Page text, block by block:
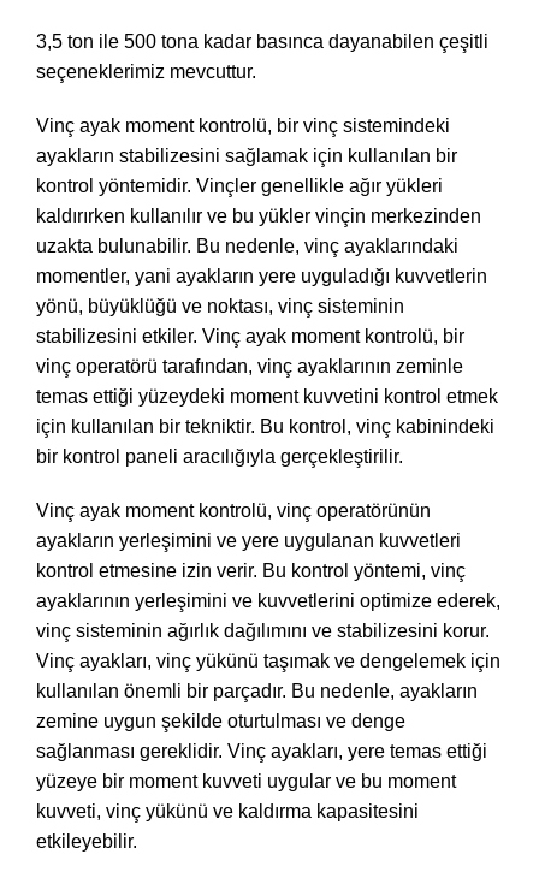
3,5 ton ile 500 tona kadar basınca dayanabilen çeşitli
seçeneklerimiz mevcuttur.
Vinç ayak moment kontrolü, bir vinç sistemindeki
ayakların stabilizesini sağlamak için kullanılan bir
kontrol yöntemidir. Vinçler genellikle ağır yükleri
kaldırırken kullanılır ve bu yükler vinçin merkezinden
uzakta bulunabilir. Bu nedenle, vinç ayaklarındaki
momentler, yani ayakların yere uyguladığı kuvvetlerin
yönü, büyüklüğü ve noktası, vinç sisteminin
stabilizesini etkiler. Vinç ayak moment kontrolü, bir
vinç operatörü tarafından, vinç ayaklarının zeminle
temas ettiği yüzeydeki moment kuvvetini kontrol etmek
için kullanılan bir tekniktir. Bu kontrol, vinç kabinindeki
bir kontrol paneli aracılığıyla gerçekleştirilir.
Vinç ayak moment kontrolü, vinç operatörünün
ayakların yerleşimini ve yere uygulanan kuvvetleri
kontrol etmesine izin verir. Bu kontrol yöntemi, vinç
ayaklarının yerleşimini ve kuvvetlerini optimize ederek,
vinç sisteminin ağırlık dağılımını ve stabilizesini korur.
Vinç ayakları, vinç yükünü taşımak ve dengelemek için
kullanılan önemli bir parçadır. Bu nedenle, ayakların
zemine uygun şekilde oturtulması ve denge
sağlanması gereklidir. Vinç ayakları, yere temas ettiği
yüzeye bir moment kuvveti uygular ve bu moment
kuvveti, vinç yükünü ve kaldırma kapasitesini
etkileyebilir.